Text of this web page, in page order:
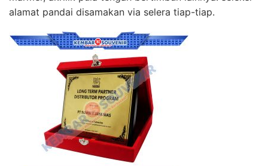
alamat pandai disamakan via selera tiap-tiap.